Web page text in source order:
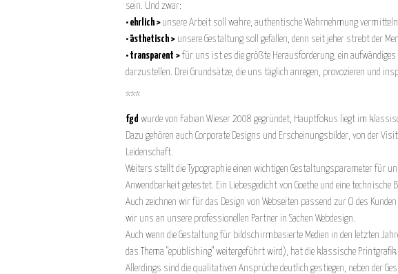
sein. Und zwar:
• ehrlich > unsere Arbeit soll wahre, authentische Wahrnehmung
• ästhetisch > unsere Gestaltung soll gefallen, denn seit jeher strebt der
• transparent > für uns ist es die größte Herausforderung, ein
darzustellen. Drei Grundsätze, die uns täglich anregen, provozieren und
***
fgd wurde von Fabian Wieser 2008 gegründet, Hauptfokus liegt im
Dazu gehören auch Corporate Designs und Erscheinungsbilder, von der
Leidenschaft.
Weiters stellt die Typographie einen wichtigen Gestaltungsparameter für
Anwendbarkeit getestet. Ein Liebesgedicht von Goethe und eine technische
Auch zeichnen wir für das Design von Webseiten passend zur CI des
wir uns an unsere professionellen Partner in Sachen Webdesign.
Auch wenn die Gestaltung für bildschirmbasierte Medien in den letzten
das Thema "epublishing" weitergeführt wird), hat die klassische Printgrafik
Allerdings sind die qualitativen Ansprüche deutlich gestiegen, neben der